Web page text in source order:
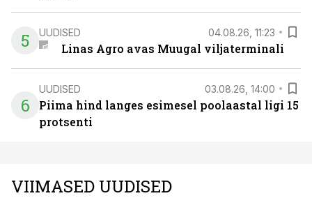
5 UUDISED 04.08.26, 11:23
Linas Agro avas Muugal viljaterminali
6
UUDISED 03.08.26, 14:00
Piima hind langes esimesel poolaastal ligi 15
protsenti
VIIMASED UUDISED